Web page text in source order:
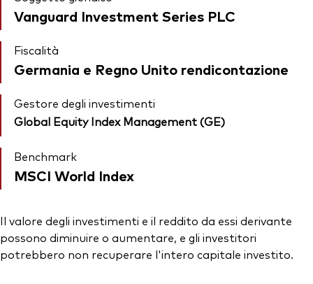
Vanguard Investment Series PLC
Fiscalità
Germania e Regno Unito rendicontazione
Gestore degli investimenti
Global Equity Index Management (GE)
Benchmark
MSCI World Index
Il valore degli investimenti e il reddito da essi derivante
possono diminuire o aumentare, e gli investitori
potrebbero non recuperare l'intero capitale investito.